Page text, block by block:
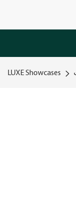
LUXE Showcases